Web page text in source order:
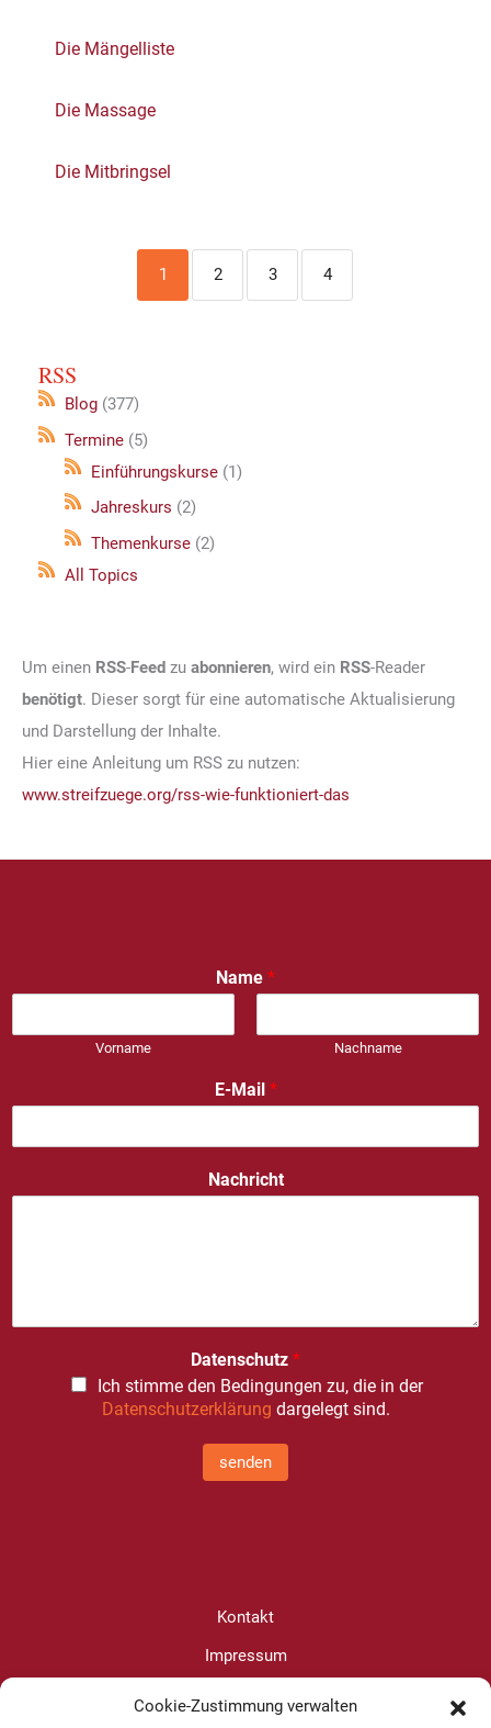
Cookie-Zustimmung verwalten
Die Mängelliste
Die Massage
Die Mitbringsel
1 2 3 4
RSS
Blog(377)
Termine(5)
Einführungskurse(1)
Jahreskurs (2)
Themenkurse(2)
All Topics
Um einen RSS-Feed zu abonnieren, wird ein RSS-Reader
benötigt. Dieser sorgt für eine automatische Aktualisierung
und Darstellung der Inhalte.
Hier eine Anleitung um RSS zu nutzen:
www.streifzuege.org/rss-wie-funktioniert-das
Name *
Vorname Nachname
E-Mail *
Nachricht
Datenschutz *
Ich stimme den Bedingungen zu, die in der
Datenschutzerklärung dargelegt sind.
senden
Kontakt
Impressum